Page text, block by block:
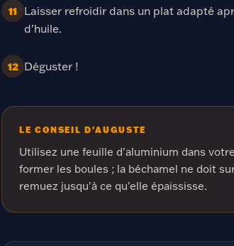
11 Laisser refroidir dans un plat adapté
d'huile.
12 Déguster !
LE CONSEIL D'AUGUSTE
Utilisez une feuille d'aluminium dans
former les boules ; la béchamel ne doit
remuez jusqu'à ce qu'elle épaississe.